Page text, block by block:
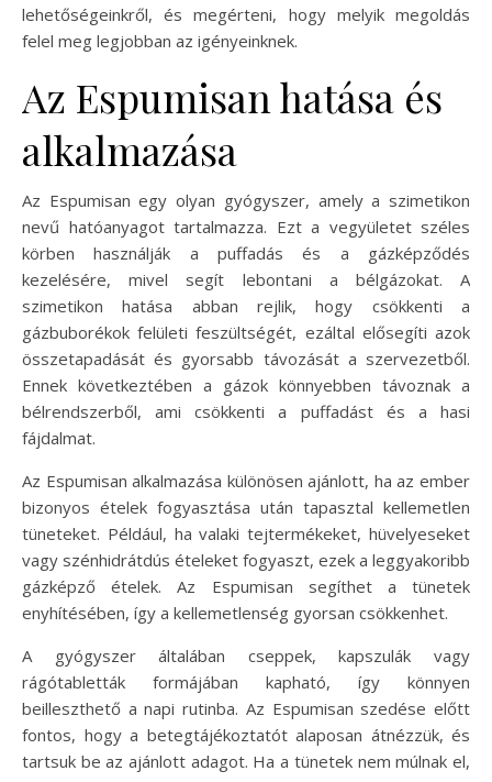
lehetőségeinkről, és megérteni, hogy melyik megoldás
felel meg legjobban az igényeinknek.
Az Espumisan hatása és
alkalmazása
Az Espumisan egy olyan gyógyszer, amely a szimetikon
nevű hatóanyagot tartalmazza. Ezt a vegyületet széles
körben használják a puffadás és a gázképződés
kezelésére, mivel segít lebontani a bélgázokat. A
szimetikon hatása abban rejlik, hogy csökkenti a
gázbuborékok felületi feszültségét, ezáltal elősegíti azok
összetapadását és gyorsabb távozását a szervezetből.
Ennek következtében a gázok könnyebben távoznak a
bélrendszerből, ami csökkenti a puffadást és a hasi
fájdalmat.
Az Espumisan alkalmazása különösen ajánlott, ha az ember
bizonyos ételek fogyasztása után tapasztal kellemetlen
tüneteket. Például, ha valaki tejtermékeket, hüvelyeseket
vagy szénhidrátdús ételeket fogyaszt, ezek a leggyakoribb
gázképző ételek. Az Espumisan segíthet a tünetek
enyhítésében, így a kellemetlenség gyorsan csökkenhet.
A gyógyszer általában cseppek, kapszulák vagy
rágótabletták formájában kapható, így könnyen
beilleszthető a napi rutinba. Az Espumisan szedése előtt
fontos, hogy a betegtájékoztatót alaposan átnézzük, és
tartsuk be az ajánlott adagot. Ha a tünetek nem múlnak el,